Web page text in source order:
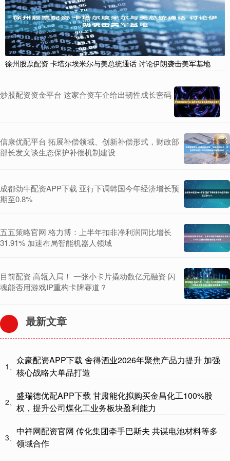
徐州股票配资 卡塔尔埃米尔与美总统通话 讨论伊朗袭击美军基地
炒股配资资金平台 这家合资车企给出韧性成长密码
信康优配平台 拓展补偿领域、创新补偿形式，财政部
部长发文谈生态保护补偿机制建设
成都劲牛配资APP下载 亚行下调韩国今年经济增长预
期至0.8%
五五策略官网 格力博：上半年扣非净利润同比增长
31.91% 加速布局智能机器人领域
目前配资 高瓴入局！ 一张小卡片撬动数亿元融资 闪
魂能否用游戏IP重构卡牌赛道？
最新文章
1、
众豪配资APP下载 舍得酒业2026年聚焦产品力提升 加强
核心战略大单品打造
2、
盛瑞德优配APP下载 甘肃能化拟购买金昌化工100%股
权，提升公司煤化工业务板块盈利能力
3、
中祥网配资官网 传化集团牵手巴斯夫 共谋电池材料等多
领域合作